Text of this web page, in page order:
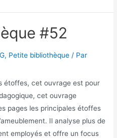
#52
, Petite bibliothèque / Par
étoffes, cet ouvrage est pour
cet ouvrage
pages les principales étoffes
Il analyse plus de
employés et offre un focus